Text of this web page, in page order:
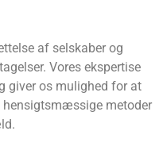
af selskaber og
Vores ekspertise
giver os mulighed for at
hensigtsmæssige metoder